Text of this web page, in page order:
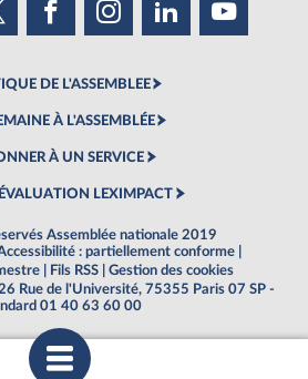
DE L'ASSEMBLEE
À L'ASSEMBLÉE
À UN SERVICE
LEXIMPACT
Assemblée nationale 2019
: partiellement conforme
Fils RSS
Gestion des cookies
Rue de l'Université, 75355 Paris 07 SP -
01 40 63 60 00